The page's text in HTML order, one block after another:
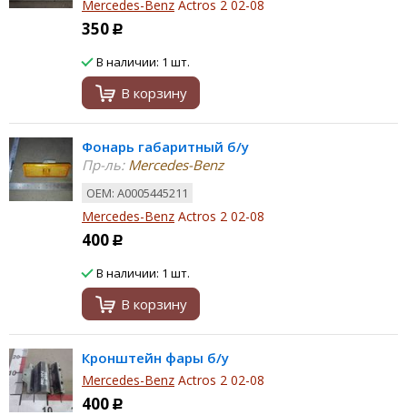
Mercedes-Benz Actros 2 02-08
350 Р
В наличии: 1 шт.
В корзину
Фонарь габаритный б/у
Пр-ль:Mercedes-Benz
ОЕМ: A0005445211
Mercedes-Benz Actros 2 02-08
400 Р
В наличии: 1 шт.
В корзину
Кронштейн фары б/у
Mercedes-Benz Actros 2 02-08
400 Р